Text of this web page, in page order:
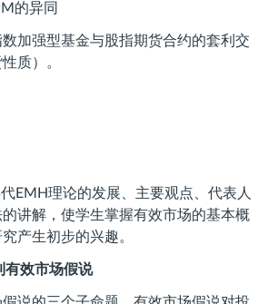
的异同
加强型基金与股指期货合约的套利交
质）。
EMH理论的发展、主要观点、代表人
讲解，使学生掌握有效市场的基本概
产生初步的兴趣。
有效市场假说